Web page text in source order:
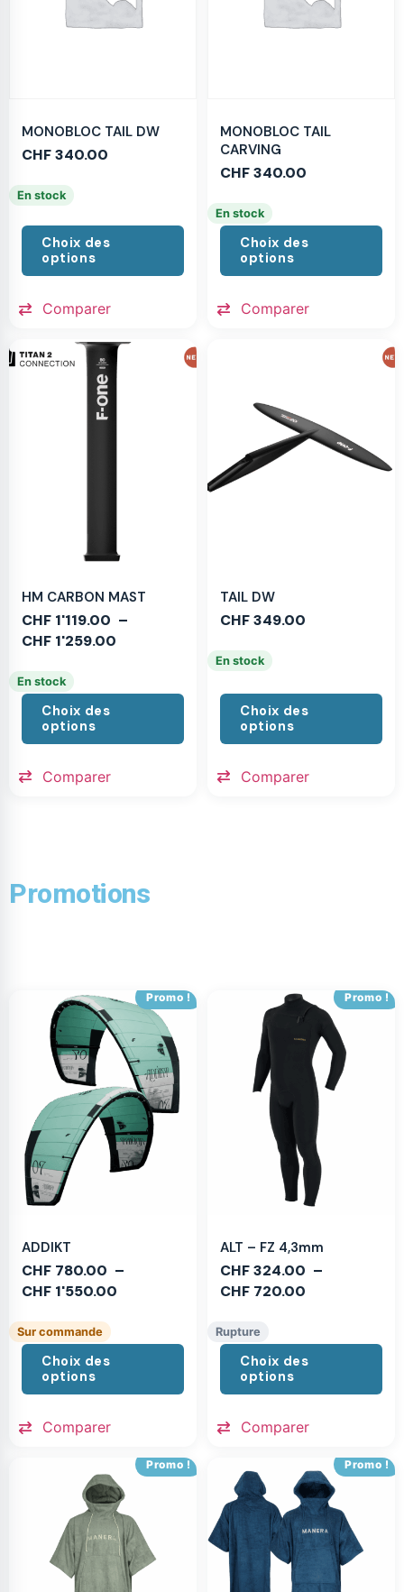
MONOBLOC TAIL DW
CHF340.00
En stock
Choix des
options
Comparer
MONOBLOC TAIL
CARVING
CHF340.00
En stock
Choix des
options
Comparer
HM CARBON MAST
CHF 1'119.00 –
CHF 1'259.00
En stock
Choix des
options
Comparer
TAIL DW
CHF349.00
En stock
Choix des
options
Comparer
Promotions
Promo !
ADDIKT
CHF 780.00 –
CHF 1'550.00
Sur commande
Choix des
options
Comparer
Promo !
ALT – FZ 4,3mm
CHF324.00 –
CHF 720.00
Rupture
Choix des
options
Comparer
Promo ! Promo !